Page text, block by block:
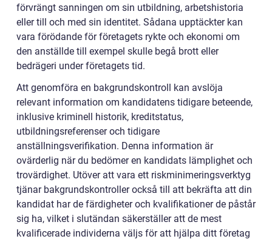
förvrängt sanningen om sin utbildning, arbetshistoria
eller till och med sin identitet. Sådana upptäckter kan
vara förödande för företagets rykte och ekonomi om
den anställde till exempel skulle begå brott eller
bedrägeri under företagets tid.
Att genomföra en bakgrundskontroll kan avslöja
relevant information om kandidatens tidigare beteende,
inklusive kriminell historik, kreditstatus,
utbildningsreferenser och tidigare
anställningsverifikation. Denna information är
ovärderlig när du bedömer en kandidats lämplighet och
trovärdighet. Utöver att vara ett riskminimeringsverktyg
tjänar bakgrundskontroller också till att bekräfta att din
kandidat har de färdigheter och kvalifikationer de påstår
sig ha, vilket i slutändan säkerställer att de mest
kvalificerade individerna väljs för att hjälpa ditt företag